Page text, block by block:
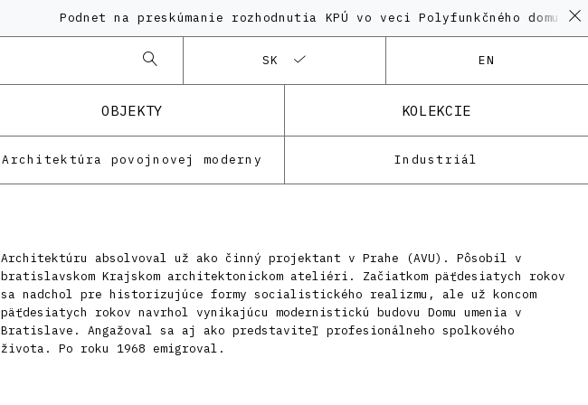
Podnet na preskúmanie rozhodnutia KPÚ vo veci Polyfunkčného domu na
SK EN
OBJEKTY KOLEKCIE
Architektúra povojnovej moderny Industriál
Architektúru absolvoval už ako činný projektant v Prahe (AVU). Pôsobil v
bratislavskom Krajskom architektonickom ateliéri. Začiatkom päťdesiatych rokov
sa nadchol pre historizujúce formy socialistického realizmu, ale už koncom
päťdesiatych rokov navrhol vynikajúcu modernistickú budovu Domu umenia v
Bratislave. Angažoval sa aj ako predstaviteľ profesionálneho spolkového
života. Po roku 1968 emigroval.